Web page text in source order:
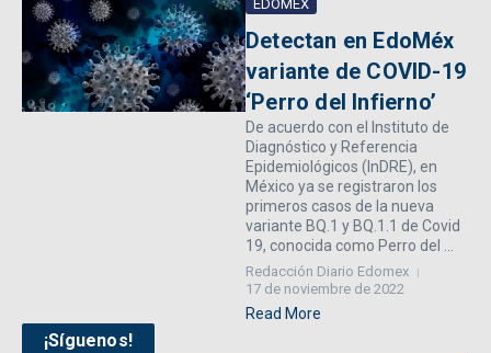
EDOMÉX
Detectan en EdoMéx
variante de COVID-19
‘Perro del Infierno’
De acuerdo con el Instituto de
Diagnóstico y Referencia
Epidemiológicos (InDRE), en
México ya se registraron los
primeros casos de la nueva
variante BQ.1 y BQ.1.1 de Covid
19, conocida como Perro del ...
Redacción Diario Edomex
17 de noviembre de 2022
Read More
¡Síguenos!